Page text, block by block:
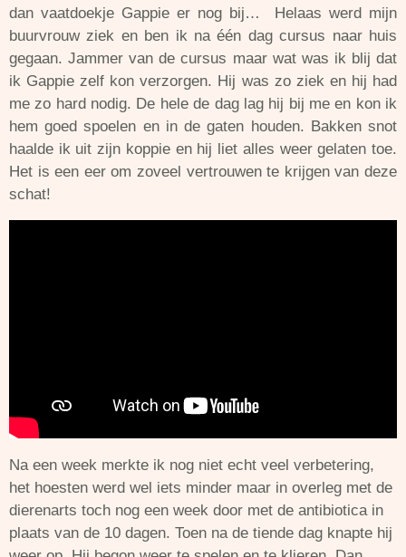
dan vaatdoekje Gappie er nog bij… Helaas werd mijn
buurvrouw ziek en ben ik na één dag cursus naar huis
gegaan. Jammer van de cursus maar wat was ik blij dat
ik Gappie zelf kon verzorgen. Hij was zo ziek en hij had
me zo hard nodig. De hele de dag lag hij bij me en kon ik
hem goed spoelen en in de gaten houden. Bakken snot
haalde ik uit zijn koppie en hij liet alles weer gelaten toe.
Het is een eer om zoveel vertrouwen te krijgen van deze
schat!
Na een week merkte ik nog niet echt veel verbetering,
het hoesten werd wel iets minder maar in overleg met de
dierenarts toch nog een week door met de antibiotica in
plaats van de 10 dagen. Toen na de tiende dag knapte hij